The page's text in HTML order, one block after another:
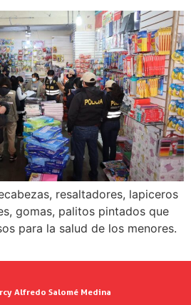
resaltadores, lapiceros
gomas, palitos pintados que
para la salud de los menores.
Alfredo Salomé Medina